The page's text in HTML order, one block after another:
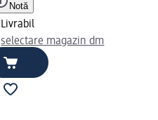
Notă
Livrabil
selectare magazin dm